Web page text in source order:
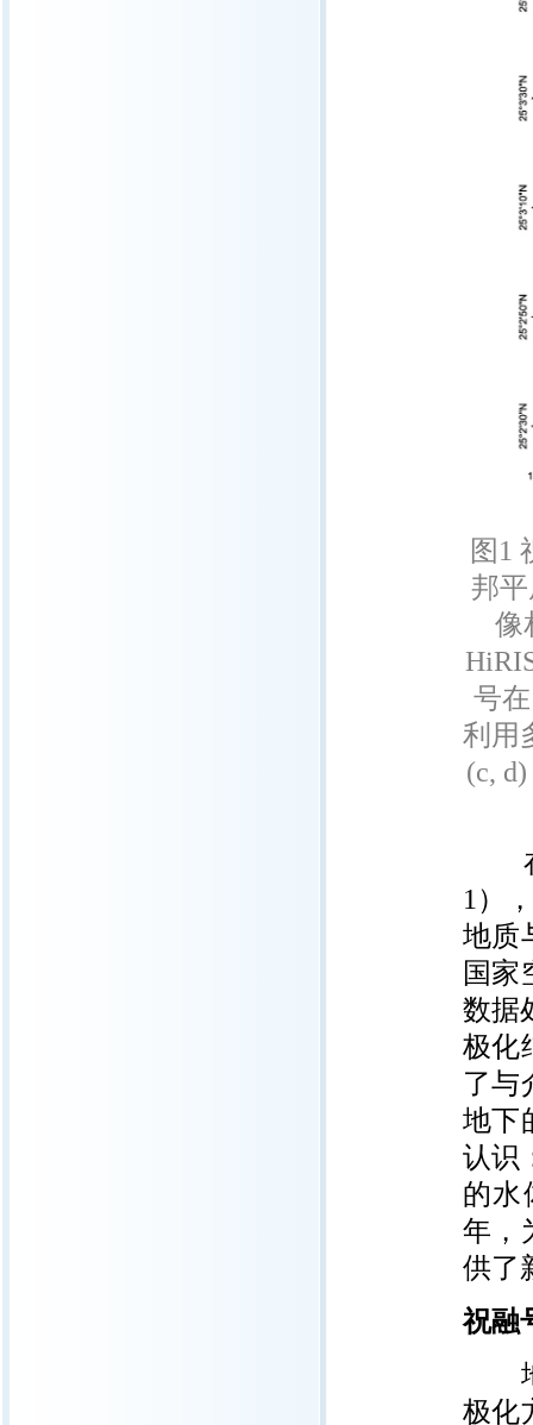
图1
邦
像
号
利用
(c,
在
1）
地质
国家
数据
极化
了与
地下
认识
的水
年，
供了
祝融
地
极化